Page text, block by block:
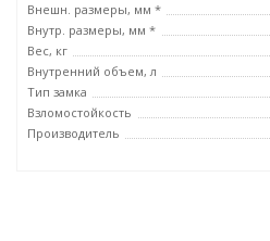
Внешн. размеры, мм *
Внутр. размеры, мм *
Вес, кг
Внутренний объем, л
Тип замка
Взломостойкость
Производитель